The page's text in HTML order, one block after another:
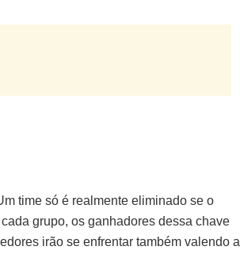
time só é realmente eliminado se o
grupo, os ganhadores dessa chave
irão se enfrentar também valendo a